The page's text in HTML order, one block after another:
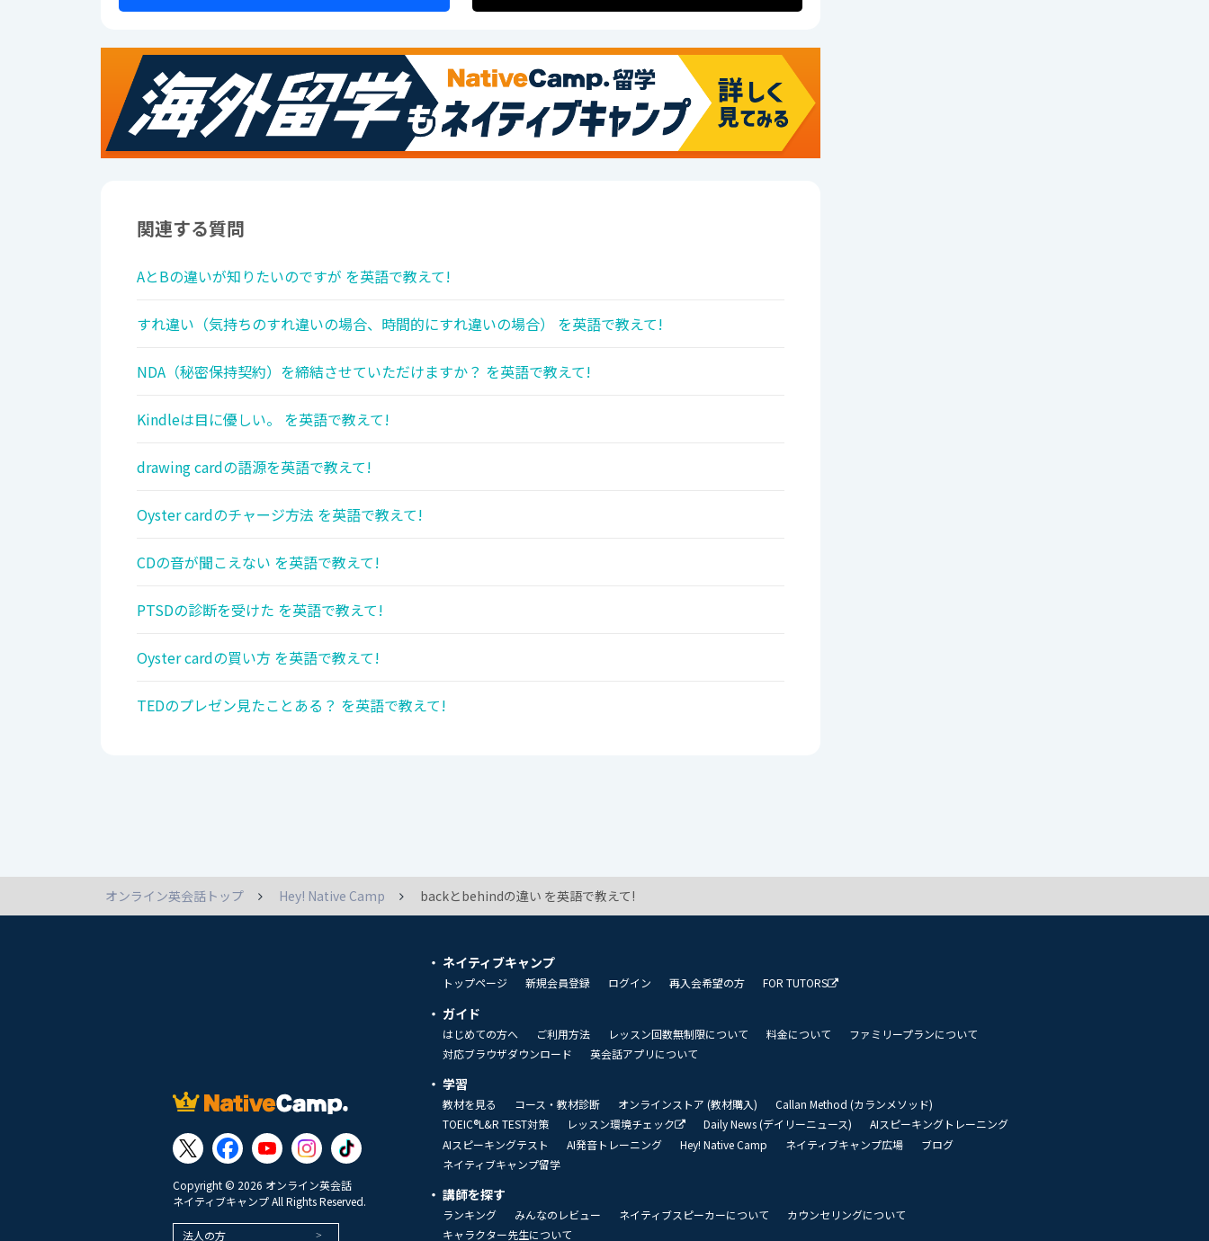
関連する質問
AとBの違いが知りたいのですが を英語で教えて!
すれ違い（気持ちのすれ違いの場合、時間的にすれ違いの場合） を英語で教えて!
NDA（秘密保持契約）を締結させていただけますか？ を英語で教えて!
Kindleは目に優しい。 を英語で教えて!
drawing cardの語源を英語で教えて!
Oyster cardのチャージ方法 を英語で教えて!
CDの音が聞こえない を英語で教えて!
PTSDの診断を受けた を英語で教えて!
Oyster cardの買い方 を英語で教えて!
TEDのプレゼン見たことある？ を英語で教えて!
オンライン英会話トップ Hey! Native Camp backとbehindの違い を英語で教えて!
Copyright © 2026 オンライン英会話
ネイティブキャンプ All Rights Reserved.
法人の方
ネイティブキャンプ
トップページ 新規会員登録 ログイン 再入会希望の方 FOR TUTORS
ガイド
はじめての方へ ご利用方法 レッスン回数無制限について 料金について
ファミリープランについて
対応ブラウザダウンロード
英会話アプリについて
学習
教材を見る コース・教材診断 オンラインストア (教材購入)
Callan Method (カランメソッド)
TOEIC®L&R TEST対策
レッスン環境チェック Daily News (デイリーニュース)
AIスピーキングトレーニング
AIスピーキングテスト
AI発音トレーニング Hey! Native Camp ネイティブキャンプ広場
ブログ
ネイティブキャンプ留学
講師を探す
ランキング みんなのレビュー ネイティブスピーカーについて
カウンセリングについて
キャラクター先生について